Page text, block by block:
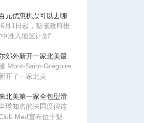
元优惠机票可以去哪
月1日起，魁省政府推
准入地区计划”
郊外新开一家北美最
Mont-Saint-Grégoire
开了一家北美
北美第一家全包型滑
球知名的法国度假连
Med宣布位于魁